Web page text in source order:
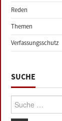
Reden
Themen
Verfassungsschutz
SUCHE
Suche: